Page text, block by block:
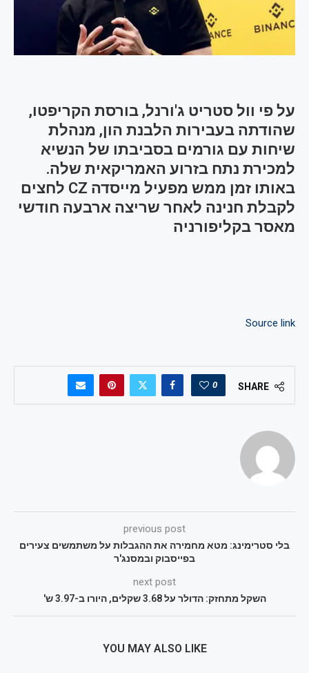
על פי וול סטריט ג'ורנל, בורסת הקריפטו,
שהודתה בעבירות הלבנת הון, מנהלת
שיחות עם גורמים בסביבתו של הנשיא
למכירת נתח בזרוע האמריקאית שלה.
באותו זמן ממש מפעיל מייסדה CZ לחצים
לקבלת חנינה לאחר שריצה ארבעה חודשי
מאסר בקליפורניה
Source link
SHARE
0
previous post
בלי סטרימינג: מטא מחמירה את ההגבלות על משתמשים צעירים
בפייסבוק ובמסנג'ר
next post
השקל מתחזק: הדולר על 3.68 שקלים, היורו ב-3.97 ש'
YOU MAY ALSO LIKE